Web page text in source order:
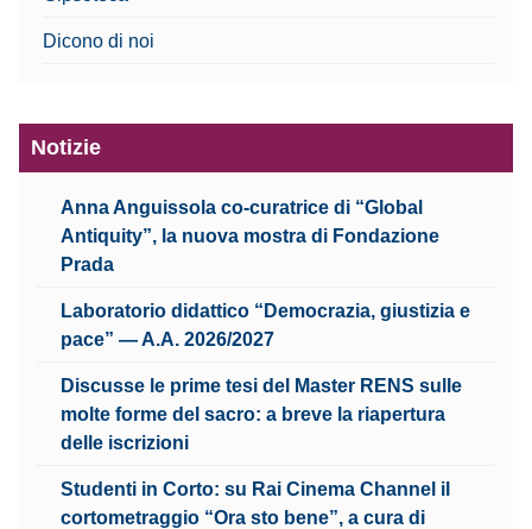
Dicono di noi
Notizie
Anna Anguissola co-curatrice di “Global
Antiquity”, la nuova mostra di Fondazione
Prada
Laboratorio didattico “Democrazia, giustizia e
pace” — A.A. 2026/2027
Discusse le prime tesi del Master RENS sulle
molte forme del sacro: a breve la riapertura
delle iscrizioni
Studenti in Corto: su Rai Cinema Channel il
cortometraggio “Ora sto bene”, a cura di